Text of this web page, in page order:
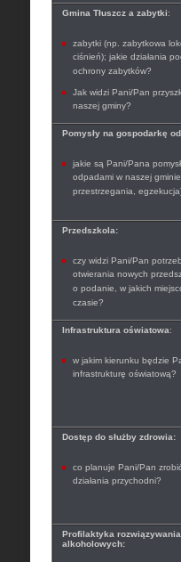
Gmina Tłuszcz a zabytki:
zabytki (np. zabytkowa
ciśnień); jakie działania
ochrony zabytków?
Jak widzi Pani/Pan
naszej gminy?
Pomysły na gospodarkę
jakie są Pani/Pana
odpadami w naszej
przestrzegania,
Przedszkola:
czy widzi Pani/Pan
otwierania nowych
o podanie, w jakich
czasie?
Infrastruktura oświatowa:
w jakim kierunku będzie
infrastrukturę oświatową?
Dostęp do służby zdrowia:
co planuje Pani/Pan
działania przychodni?
Profilaktyka
alkoholowych: